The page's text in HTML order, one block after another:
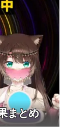
まとめ